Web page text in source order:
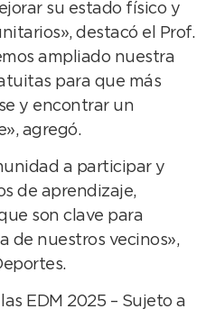
su estado físico y
destacó el Prof.
ampliado nuestra
para que más
y encontrar un
agregó.
a participar y
de aprendizaje,
son clave para
de nuestros vecinos»,
EDM 2025 – Sujeto a